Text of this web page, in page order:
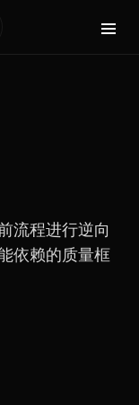
流程进行逆向
依赖的质量框